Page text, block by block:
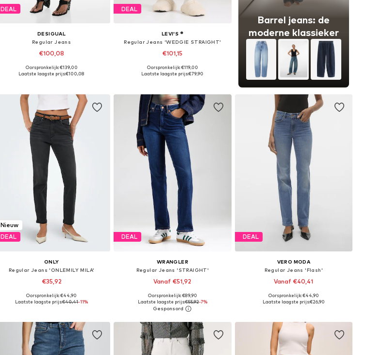
DEAL
DESIGUAL
Regular Jeans
€100,08
Beschikbaar in vele maten
Oorspronkelijk: €139,00
Laatste laagste prijs:€100,08
DEAL
LEVI'S ®
Regular Jeans 'WEDGIE STRAIGHT'
€101,15
Beschikbaar in vele maten
Oorspronkelijk: €119,00
Laatste laagste prijs:€79,90
Barrel jeans: de
moderne klassieker
Nieuw
DEAL
ONLY
Regular Jeans 'ONLEMILY MILA'
€35,92
Beschikbaar in vele maten
Oorspronkelijk: €44,90
Laatste laagste prijs:€40,41-11%
DEAL
WRANGLER
Regular Jeans 'STRAIGHT'
Vanaf €51,92
Beschikbaar in vele maten
In winkelmandje
Oorspronkelijk: €89,90
Laatste laagste prijs:€55,92-7%
DEAL
VERO MODA
Regular Jeans 'Flash'
Vanaf €40,41
Beschikbaar in vele maten
Oorspronkelijk: €44,90
Laatste laagste prijs:€26,90